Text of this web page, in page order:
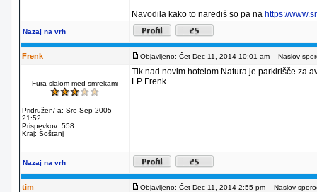
Navodila kako to narediš so pa na https://
Nazaj na vrh
Frenk Objavljeno: Čet Dec 11, 2014 10:01 am Naslov
Fura slalom med smrekami
Pridružen/-a: Sre Sep 2005
21:52
Prispevkov: 558
Kraj: Šoštanj
Tik nad novim hotelom Natura je parkirišče za
LP Frenk
Nazaj na vrh
tim Objavljeno: Čet Dec 11, 2014 2:55 pm Naslov